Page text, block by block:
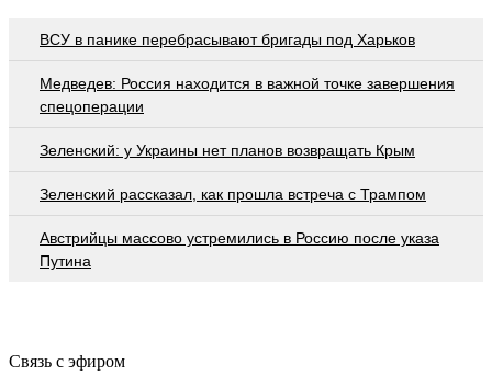
ВСУ в панике перебрасывают бригады под Харьков
Медведев: Россия находится в важной точке завершения
спецоперации
Зеленский: у Украины нет планов возвращать Крым
Зеленский рассказал, как прошла встреча с Трампом
Австрийцы массово устремились в Россию после указа
Путина
Связь с эфиром